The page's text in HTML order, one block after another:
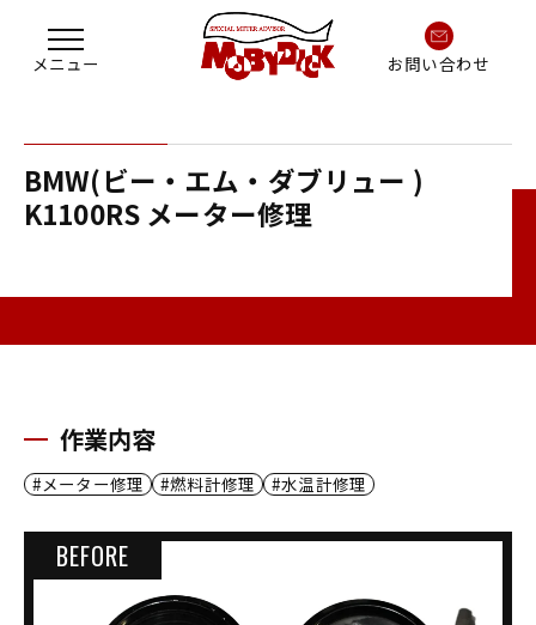
お問い合わせ
BMW(ビー・エム・ダブリュー )
K1100RS メーター修理
作業内容
メーター修理 燃料計修理 水温計修理